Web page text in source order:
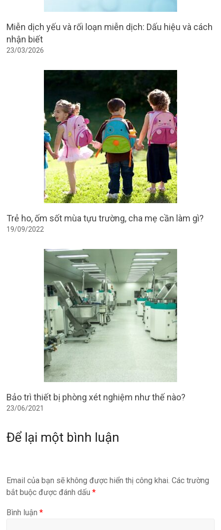
Miễn dịch yếu và rối loạn miễn dịch: Dấu hiệu và cách
nhận biết
23/03/2026
Trẻ ho, ốm sốt mùa tựu trường, cha mẹ cần làm gì?
19/09/2022
Bảo trì thiết bị phòng xét nghiệm như thế nào?
23/06/2021
Để lại một bình luận
Email của bạn sẽ không được hiển thị công khai. Các trường
bắt buộc được đánh dấu*
Bình luận*